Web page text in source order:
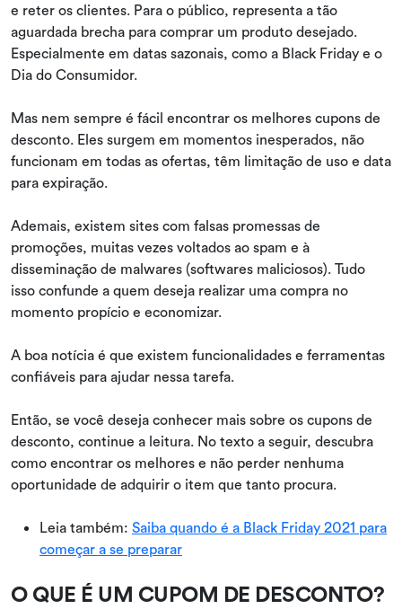
e reter os clientes. Para o público, representa a tão
aguardada brecha para comprar um produto desejado.
Especialmente em datas sazonais, como a Black Friday e o
Dia do Consumidor.
Mas nem sempre é fácil encontrar os melhores cupons de
desconto. Eles surgem em momentos inesperados, não
funcionam em todas as ofertas, têm limitação de uso e data
para expiração.
Ademais, existem sites com falsas promessas de
promoções, muitas vezes voltados ao spam e à
disseminação de malwares (softwares maliciosos). Tudo
isso confunde a quem deseja realizar uma compra no
momento propício e economizar.
A boa notícia é que existem funcionalidades e ferramentas
confiáveis para ajudar nessa tarefa.
Então, se você deseja conhecer mais sobre os cupons de
desconto, continue a leitura. No texto a seguir, descubra
como encontrar os melhores e não perder nenhuma
oportunidade de adquirir o item que tanto procura.
Leia também: Saiba quando é a Black Friday 2021 para
começar a se preparar
O QUE É UM CUPOM DE DESCONTO?